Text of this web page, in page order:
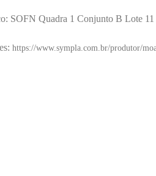
SOFN Quadra 1 Conjunto B Lote
https://www.sympla.com.br/produtor/